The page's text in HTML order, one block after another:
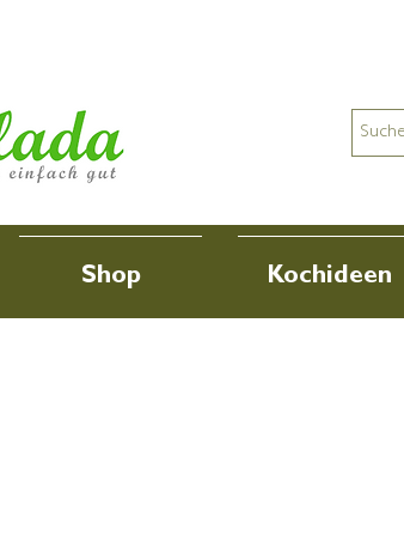
Shop Kochideen